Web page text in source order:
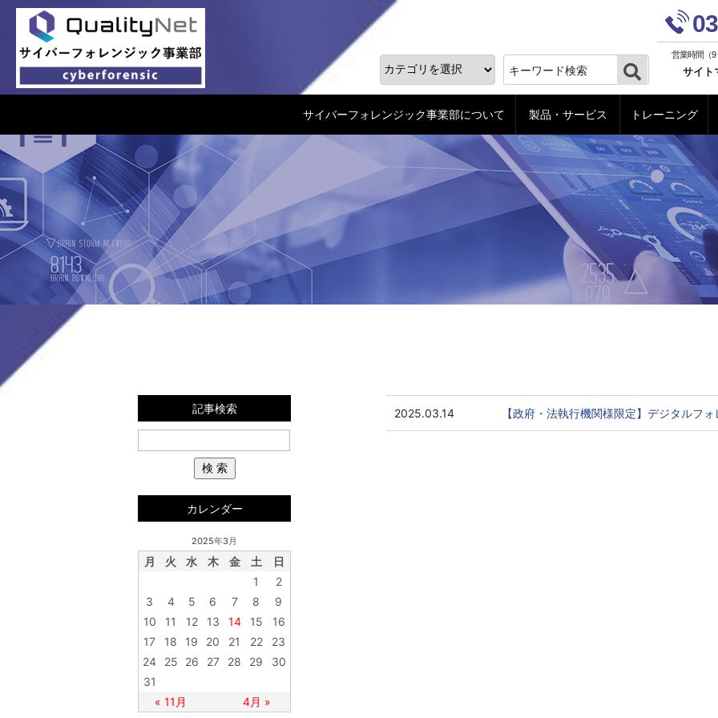
QualityNet サイバーフォレンジック事業部
営業時間（9
サイト
サイバーフォレンジック事業部について 製品・サービス トレーニング
2025.03.14 【政府・法執行機関様限定】デジタルフ
記事検索
カレンダー
2025年3月
月 火 水 木 金 土 日
« 11月 4月 »
1
2
3
4 5 6 7 8
9
10
11 12 13 14 15
16
17
18 19 20 21 22
23
24
25 26 27 28 29
30
31